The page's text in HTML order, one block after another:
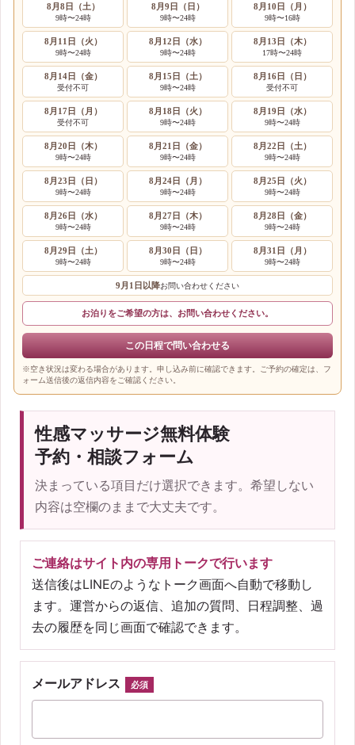
8月8日（土）
9時〜24時
8月9日（日）
9時〜24時
8月10日（月）
9時〜16時
8月11日（火）
9時〜24時
8月12日（水）
9時〜24時
8月13日（木）
17時〜24時
8月14日（金）
受付不可
8月15日（土）
9時〜24時
8月16日（日）
受付不可
8月17日（月）
受付不可
8月18日（火）
9時〜24時
8月19日（水）
9時〜24時
8月20日（木）
9時〜24時
8月21日（金）
9時〜24時
8月22日（土）
9時〜24時
8月23日（日）
9時〜24時
8月24日（月）
9時〜24時
8月25日（火）
9時〜24時
8月26日（水）
9時〜24時
8月27日（木）
9時〜24時
8月28日（金）
9時〜24時
8月29日（土）
9時〜24時
8月30日（日）
9時〜24時
8月31日（月）
9時〜24時
9月1日以降お問い合わせください
お泊りをご希望の方は、お問い合わせください。
この日程で問い合わせる
※空き状況は変わる場合があります。申し込み前に確認できます。ご予約の確定は、フ
ォーム送信後の返信内容をご確認ください。